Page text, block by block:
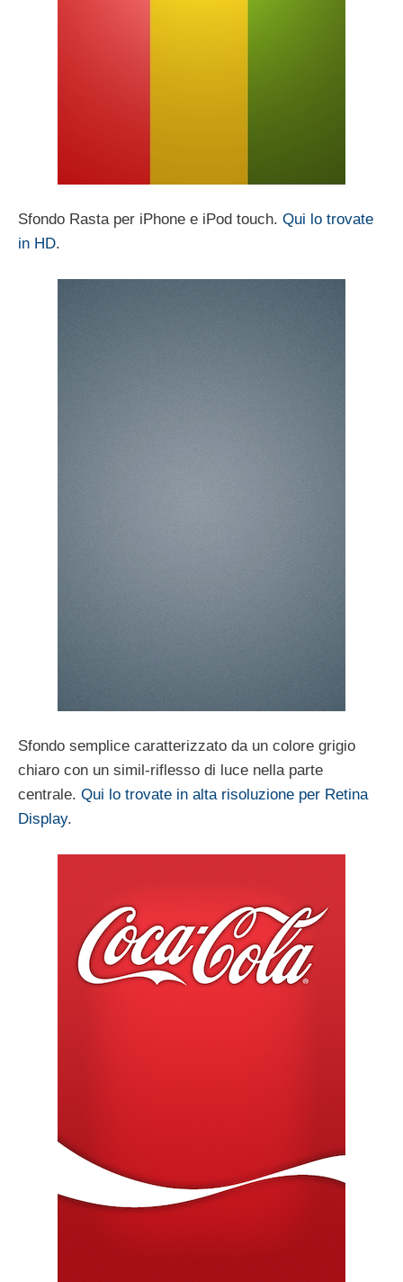
Sfondo Rasta per iPhone e iPod touch. Qui lo trovate
in HD.
Sfondo semplice caratterizzato da un colore grigio
chiaro con un simil-riflesso di luce nella parte
centrale. Qui lo trovate in alta risoluzione per Retina
Display.